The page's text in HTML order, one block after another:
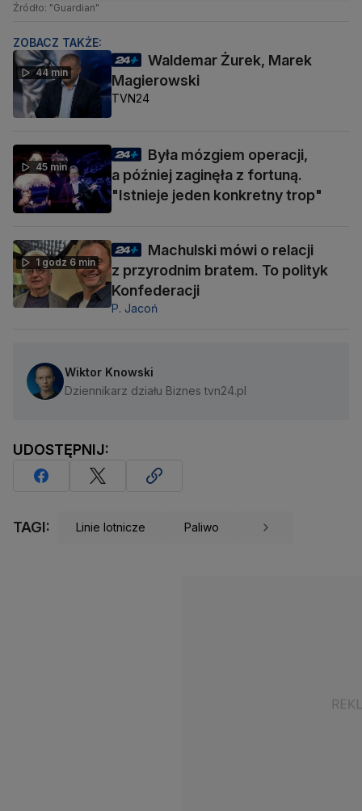
Źródło: "Guardian"
ZOBACZ TAKŻE:
44 min
Waldemar Żurek, Marek
Magierowski
TVN24
45 min
Była mózgiem operacji,
a później zaginęła z fortuną.
"Istnieje jeden konkretny trop"
1 godz 6 min
Machulski mówi o relacji
z przyrodnim bratem. To polityk
Konfederacji
P. Jacoń
Wiktor Knowski
Dziennikarz działu Biznes tvn24.pl
UDOSTĘPNIJ:
TAGI: Linie lotnicze Paliwo